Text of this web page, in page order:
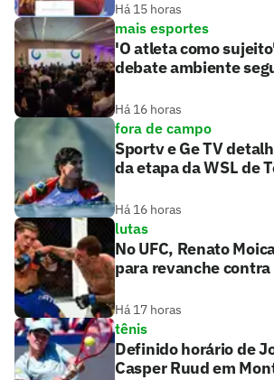
Há 15 horas
mais esportes
'O atleta como
debate ambiente
Há 16 horas
fora de campo
Sportv e Ge TV
da etapa da WSL de
Há 16 horas
lutas
No UFC, Renato
para revanche
Há 17 horas
tênis
Definido horário de
Casper Ruud em